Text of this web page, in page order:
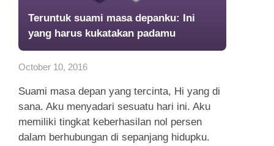
Teruntuk suami masa depanku: Ini
yang harus kukatakan padamu
October 10, 2016
Suami masa depan yang tercinta, Hi yang di
sana. Aku menyadari sesuatu hari ini. Aku
memiliki tingkat keberhasilan nol persen
dalam berhubungan di sepanjang hidupku.